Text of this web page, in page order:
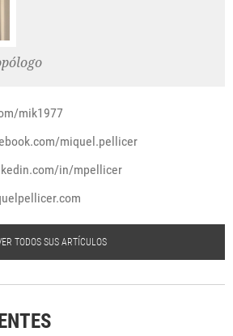
mik1977
miquel.pellicer
in/mpellicer
TODOS SUS ARTÍCULOS